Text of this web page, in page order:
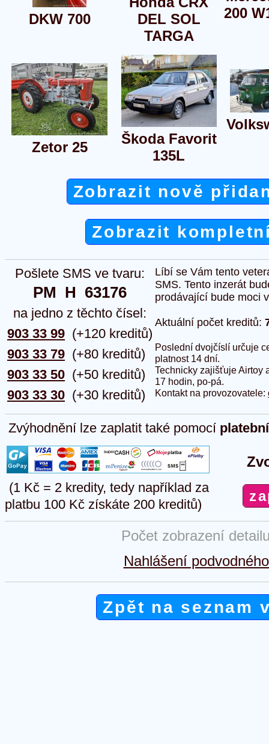
DKW 700
DEL SOL
TARGA
200
Zetor 25
Škoda Favorit
135L
Zobrazit nově
Zobrazit
Pošlete SMS ve tvaru:
PM  H  63176
na jedno z těchto čísel:
903 33 99
903 33 79
903 33 50
903 33 30
(+120 kreditů)
(+80 kreditů)
(+50 kreditů)
(+30 kreditů)
Líbí se Vám tento
SMS. Tento inzerát
prodávající bude moci
Aktuální počet kreditů:
Poslední dvojčíslí určuje
platnost 14 dní.
Technicky zajišťuje Airtoy
17 hodin, po-pá.
Kontakt na provozovatele:
Zvýhodnění lze zaplatit také pomocí
(1 Kč = 2 kredity, tedy například za
platbu 100 Kč získáte 200 kreditů)
Počet zobrazení
Nahlášení
Zpět na seznam